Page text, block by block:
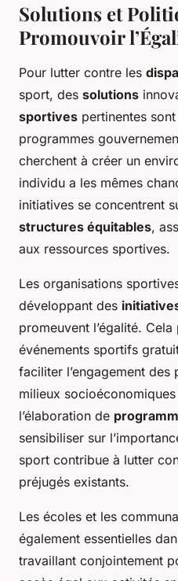
Solutions et
Promouvoir
Pour lutter contre les
sport, des solutions
sportives pertinentes
programmes
cherchent à créer un
individu a les mêmes
initiatives se concentrent
structures équitables,
aux ressources sportives.
Les organisations
développant des
promeuvent l’égalité.
événements sportifs
faciliter l’engagement des
milieux
l’élaboration de
sensibiliser sur
sport contribue à lutter
préjugés existants.
Les écoles et les
également essentielles
travaillant conjointement